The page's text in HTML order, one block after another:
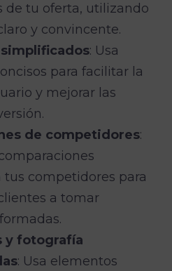
de tu oferta, utilizando
y convincente.
: Usa
para facilitar la
y mejorar las
de competidores:
tus competidores para
a tomar
y fotografía
: Usa elementos